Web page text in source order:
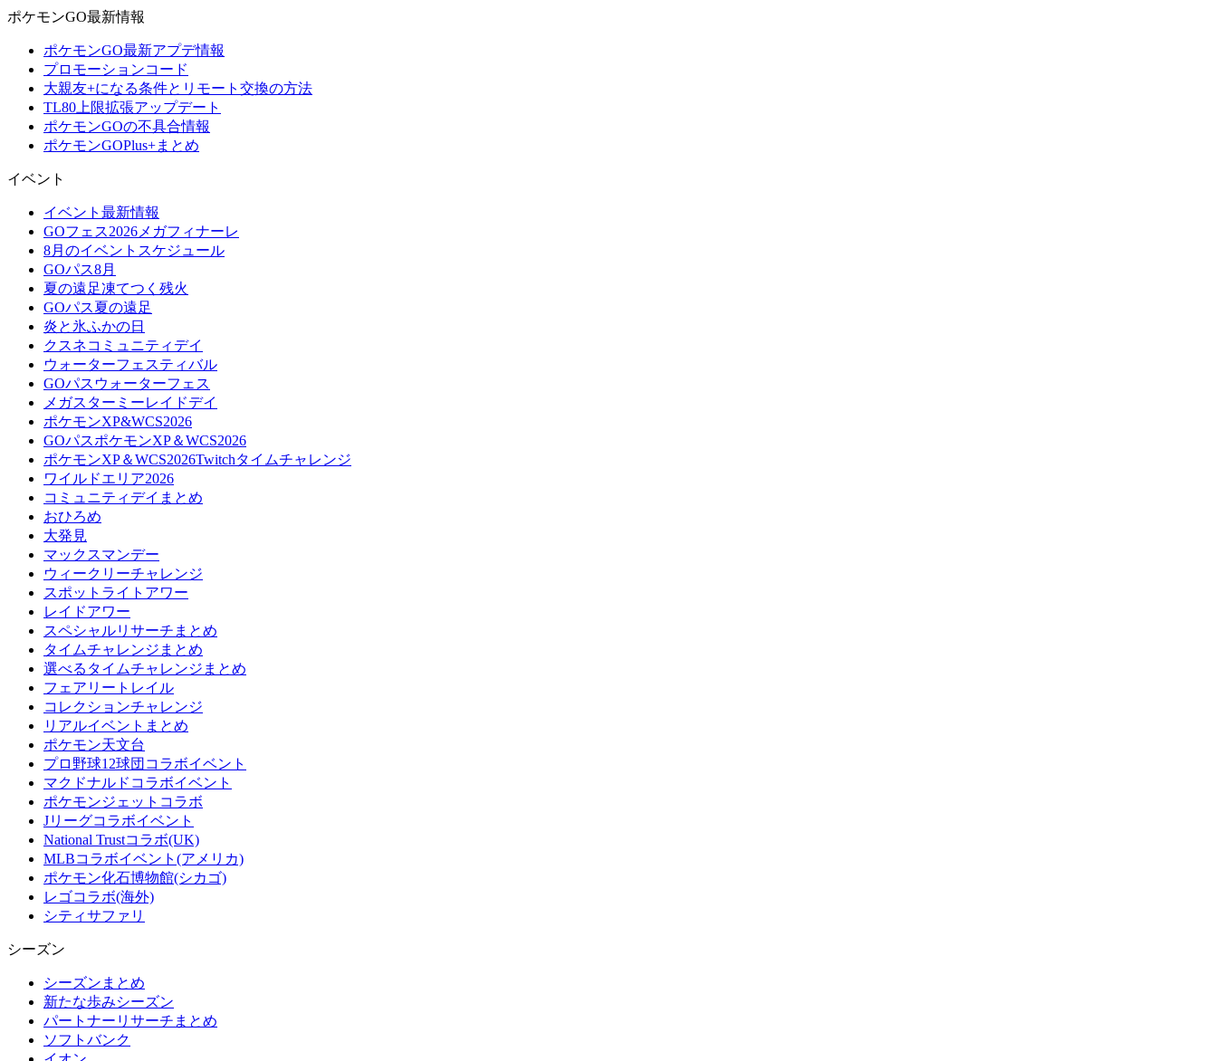
ポケモンGO最新情報
ポケモンGO最新アプデ情報
プロモーションコード
大親友+になる条件とリモート交換の方法
TL80上限拡張アップデート
ポケモンGOの不具合情報
ポケモンGOPlus+まとめ
イベント
イベント最新情報
GOフェス2026メガフィナーレ
8月のイベントスケジュール
GOパス8月
夏の遠足凍てつく残火
GOパス夏の遠足
炎と氷ふかの日
クスネコミュニティデイ
ウォーターフェスティバル
GOパスウォーターフェス
メガスターミーレイドデイ
ポケモンXP&WCS2026
GOパスポケモンXP＆WCS2026
ポケモンXP＆WCS2026Twitchタイムチャレンジ
ワイルドエリア2026
コミュニティデイまとめ
おひろめ
大発見
マックスマンデー
ウィークリーチャレンジ
スポットライトアワー
レイドアワー
スペシャルリサーチまとめ
タイムチャレンジまとめ
選べるタイムチャレンジまとめ
フェアリートレイル
コレクションチャレンジ
リアルイベントまとめ
ポケモン天文台
プロ野球12球団コラボイベント
マクドナルドコラボイベント
ポケモンジェットコラボ
Jリーグコラボイベント
National Trustコラボ(UK)
MLBコラボイベント(アメリカ)
ポケモン化石博物館(シカゴ)
レゴコラボ(海外)
シティサファリ
シーズン
シーズンまとめ
新たな歩みシーズン
パートナーリサーチまとめ
ソフトバンク